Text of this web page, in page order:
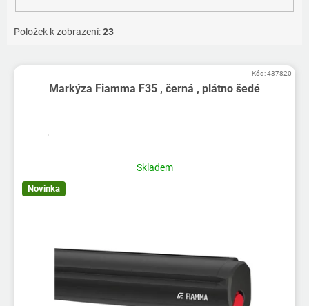
Položek k zobrazení:23
Markýza Fiamma F35 , černá , plátno šedé
Skladem
Novinka
Kód:437820